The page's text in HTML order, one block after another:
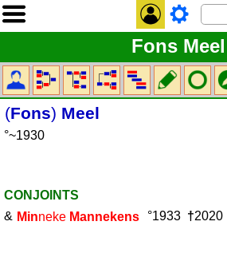
Fons Meel
(Fons) Meel
°~1930
CONJOINTS
& Minneke Mannekens °1933 †2020